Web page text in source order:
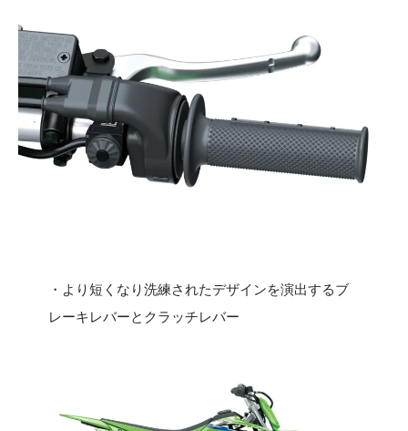
・より短くなり洗練されたデザインを演出するブ
レーキレバーとクラッチレバー